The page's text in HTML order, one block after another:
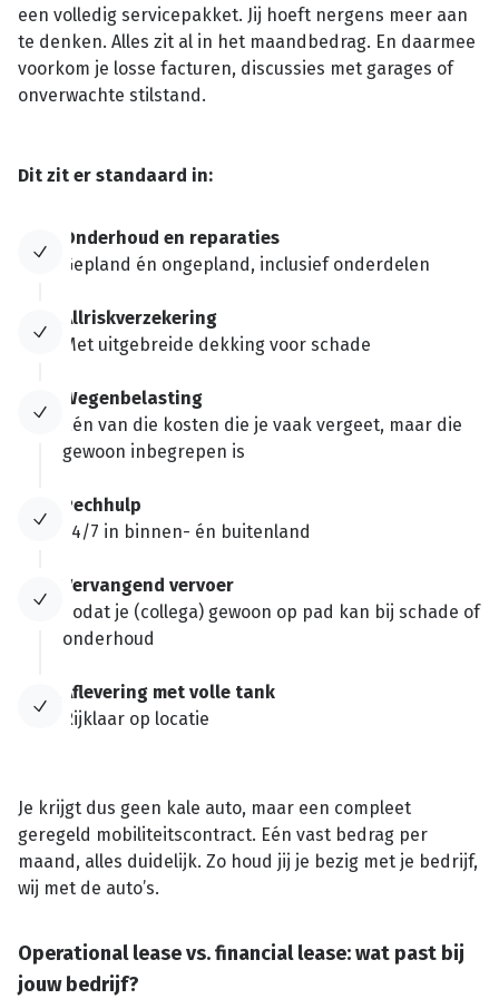
een volledig servicepakket. Jij hoeft nergens meer aan
te denken. Alles zit al in het maandbedrag. En daarmee
voorkom je losse facturen, discussies met garages of
onverwachte stilstand.
Dit zit er standaard in:
Onderhoud en reparaties
Gepland én ongepland, inclusief onderdelen
Allriskverzekering
Met uitgebreide dekking voor schade
Wegenbelasting
Eén van die kosten die je vaak vergeet, maar die
gewoon inbegrepen is
Pechhulp
24/7 in binnen- én buitenland
Vervangend vervoer
Zodat je (collega) gewoon op pad kan bij schade of
onderhoud
Aflevering met volle tank
Rijklaar op locatie
Je krijgt dus geen kale auto, maar een compleet
geregeld mobiliteitscontract. Eén vast bedrag per
maand, alles duidelijk. Zo houd jij je bezig met je bedrijf,
wij met de auto’s.
Operational lease vs. financial lease: wat past bij
jouw bedrijf?